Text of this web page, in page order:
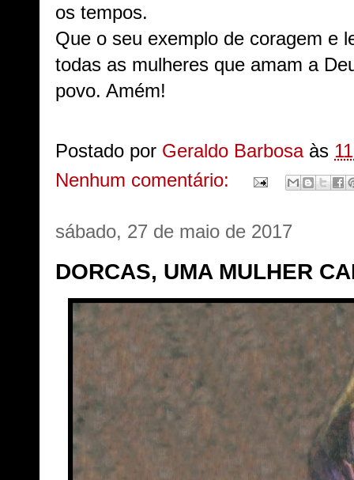
os tempos.
Que o seu exemplo de coragem e
todas as mulheres que amam a
povo. Amém!
Postado por Geraldo Barbosa às
Nenhum comentário:
sábado, 27 de maio de 2017
DORCAS, UMA MULHER